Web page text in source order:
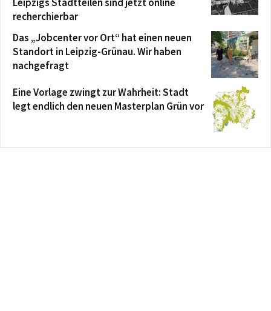
recherchierbar
Das „Jobcenter vor Ort“ hat einen neuen
Standort in Leipzig-Grünau. Wir haben
nachgefragt
Eine Vorlage zwingt zur Wahrheit: Stadt
legt endlich den neuen Masterplan Grün vor